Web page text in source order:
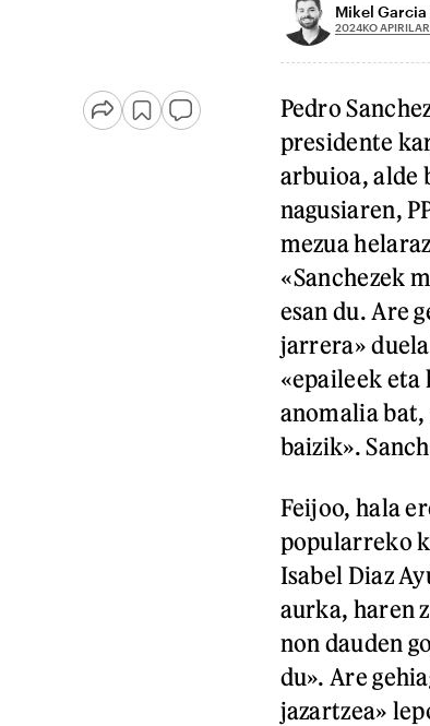
Mikel
2024KO
Pedro
presidente
arbuioa, alde
nagusiaren,
mezua
«Sanchezek
esan du. Are
jarrera»
«epaileek eta
anomalia
baizik».
Feijoo, hala
popularreko
Isabel Diaz
aurka, haren
non dauden
du». Are
jazartzea»